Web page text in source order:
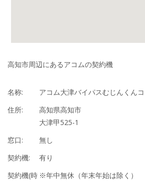
高知市周辺にあるアコムの契約機
名称:
アコム大津バイパスむじんくん
住所:
高知県高知市
大津甲525-1
窓口:
無し
契約機:
有り
契約機(時 ※年中無休（年末年始は除く）